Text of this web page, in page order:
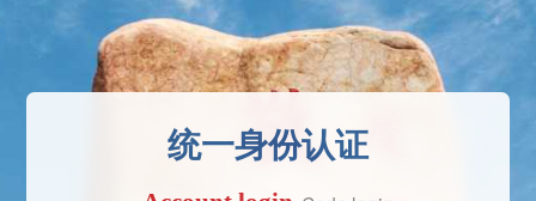
统一身份认证